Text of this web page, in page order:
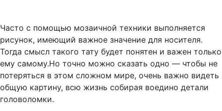
Часто с помощью мозаичной техники выполняется
рисунок, имеющий важное значение для носителя.
Тогда смысл такого тату будет понятен и важен только
ему самому.Но точно можно сказать одно — чтобы не
потеряться в этом сложном мире, очень важно видеть
общую картину, всю жизнь собирая воедино детали
головоломки.